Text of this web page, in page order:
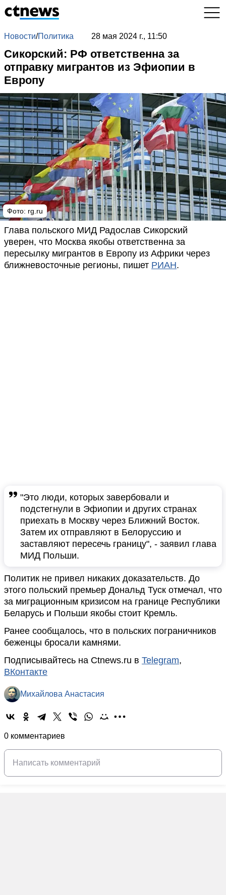
Новости/Политика 28 мая 2024 г., 11:50
Сикорский: РФ ответственна за
отправку мигрантов из Эфиопии в
Европу
Фото: rg.ru
Глава польского МИД Радослав Сикорский
уверен, что Москва якобы ответственна за
пересылку мигрантов в Европу из Африки через
ближневосточные регионы, пишет РИАН.
"Это люди, которых завербовали и
подстегнули в Эфиопии и других странах
приехать в Москву через Ближний Восток.
Затем их отправляют в Белоруссию и
заставляют пересечь границу", - заявил глава
МИД Польши.
Политик не привел никаких доказательств. До
этого польский премьер Дональд Туск отмечал, что
за миграционным кризисом на границе Республики
Беларусь и Польши якобы стоит Кремль.
Ранее сообщалось, что в польских пограничников
беженцы бросали камнями.
Подписывайтесь на Ctnews.ru в Telegram,
ВКонтакте
Михайлова Анастасия
0 комментариев